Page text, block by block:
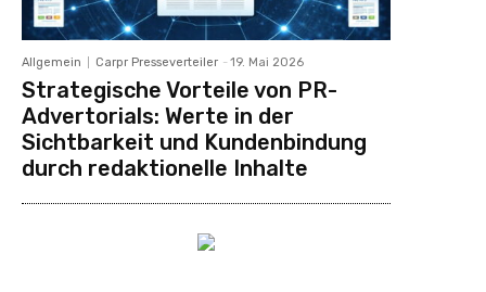
Allgemein Carpr Presseverteiler - 19. Mai 2026
Strategische Vorteile von PR-
Advertorials: Werte in der
Sichtbarkeit und Kundenbindung
durch redaktionelle Inhalte